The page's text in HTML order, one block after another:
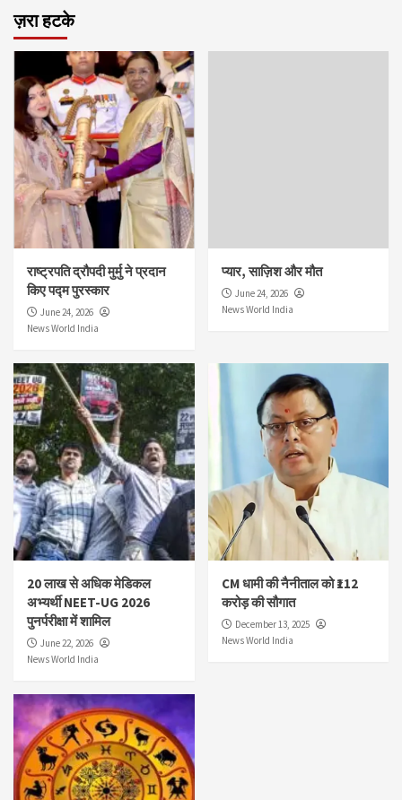
ज़रा हटके
राष्ट्रपति द्रौपदी मुर्मु ने प्रदान
किए पद्म पुरस्कार
June 24, 2026
News World India
प्यार, साज़िश और मौत
June 24, 2026
News World India
20 लाख से अधिक मेडिकल
अभ्यर्थी NEET-UG 2026
पुनर्परीक्षा में शामिल
June 22, 2026
News World India
CM धामी की नैनीताल को ₹112
करोड़ की सौगात
December 13, 2025
News World India